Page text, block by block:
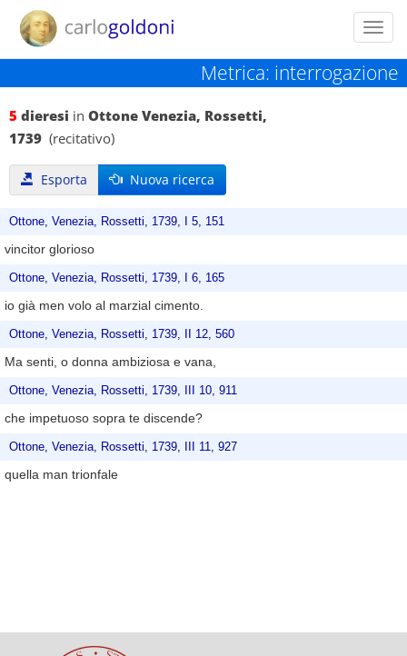
Metrica: interrogazione
5 dieresi in Ottone Venezia, Rossetti,
1739 (recitativo)
Esporta Nuova ricerca
Ottone, Venezia, Rossetti, 1739, I 5, 151
vincitor glorioso
Ottone, Venezia, Rossetti, 1739, I 6, 165
io già men volo al marzial cimento.
Ottone, Venezia, Rossetti, 1739, II 12, 560
Ma senti, o donna ambiziosa e vana,
Ottone, Venezia, Rossetti, 1739, III 10, 911
che impetuoso sopra te discende?
Ottone, Venezia, Rossetti, 1739, III 11, 927
quella man trionfale